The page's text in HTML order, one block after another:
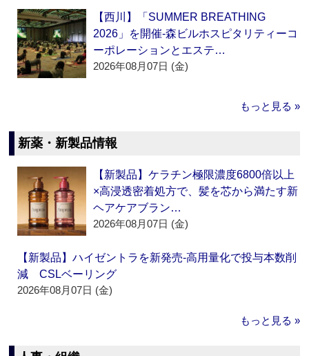
【西川】「SUMMER BREATHING
2026」を開催‐森ビルホスピタリティーコ
ーポレーションとエステ…
2026年08月07日 (金)
もっと見る »
新薬・新製品情報
【新製品】ケラチン極限濃度6800倍以上
×高浸透密着処方で、髪を芯から満たす新
ヘアケアブラン…
2026年08月07日 (金)
【新製品】ハイゼントラを新発売‐高用量化で投与本数削
減 CSLベーリング
2026年08月07日 (金)
もっと見る »